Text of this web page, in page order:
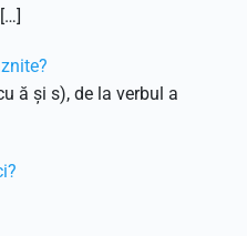
ă și s), de la verbul a